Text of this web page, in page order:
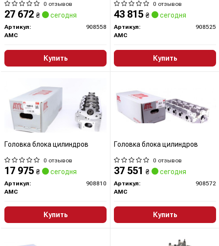
0 отзывов
27 672 ₴ сегодня
Артикул:
908558
AMC
Купить
0 отзывов
43 815 ₴ сегодня
Артикул:
908525
AMC
Купить
Головка блока цилиндров
0 отзывов
17 975 ₴ сегодня
Артикул:
908810
AMC
Купить
Головка блока цилиндров
0 отзывов
37 551 ₴ сегодня
Артикул:
908572
AMC
Купить